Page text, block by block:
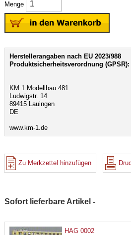
Menge
Herstellerangaben nach EU 2023/988
Produktsicherheitsverordnung (GPSR):
KM 1 Modellbau 481
Ludwigstr. 14
89415 Lauingen
DE
www.km-1.de
Zu Merkzettel hinzufügen
Sofort lieferbare Artikel -
HAG 0002